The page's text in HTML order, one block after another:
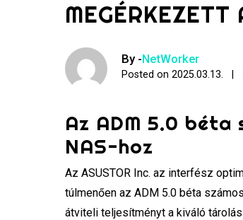
By -NetWorker
Posted on2025.03.13.
Az ADM 5.0 béta
NAS-hoz
Az ASUSTOR Inc. az interfész
túlmenően az ADM 5.0 béta
átviteli teljesítményt a kiváló